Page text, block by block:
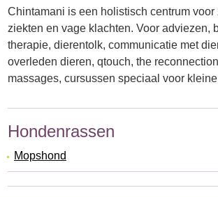
Chintamani is een holistisch centrum
ziekten en vage klachten. Voor
therapie, dierentolk, communicatie met
overleden dieren, qtouch, the
massages, cursussen speciaal voor
Hondenrassen
Mopshond